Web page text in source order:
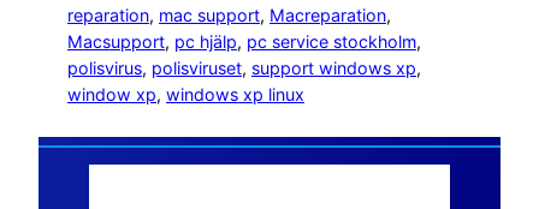
reparation, mac support, Macreparation
Macsupport, pc hjälp, pc service stockholm
polisvirus, polisviruset, support windows xp
window xp, windows xp linux